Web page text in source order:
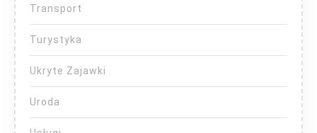
Transport
Turystyka
Ukryte Zajawki
Uroda